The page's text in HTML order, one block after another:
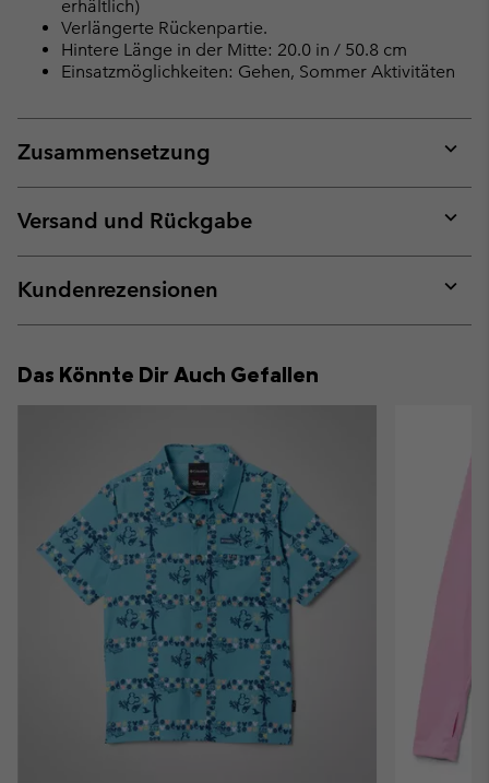
erhältlich)
Verlängerte Rückenpartie.
Hintere Länge in der Mitte: 20.0 in / 50.8 cm
Einsatzmöglichkeiten: Gehen, Sommer Aktivitäten
Zusammensetzung
or
Versand und Rückgabe
or
Kundenrezensionen
or
Das Könnte Dir Auch Gefallen